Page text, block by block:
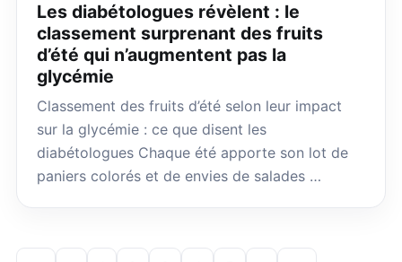
Les diabétologues révèlent : le
classement surprenant des fruits
d’été qui n’augmentent pas la
glycémie
Classement des fruits d’été selon leur impact
sur la glycémie : ce que disent les
diabétologues Chaque été apporte son lot de
paniers colorés et de envies de salades …